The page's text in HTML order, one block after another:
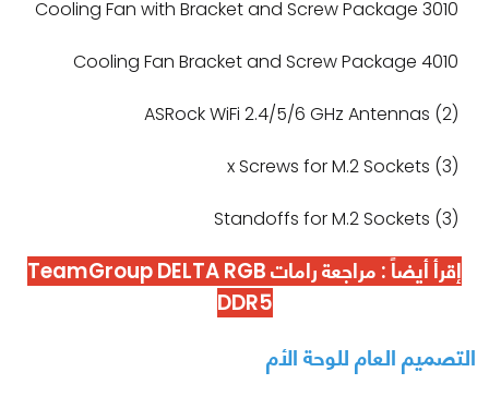
(2) ASRock WiFi 2.4/5/6 GHz Antennas
(3) x Screws for M.2 Sockets
(3) Standoffs for M.2 Sockets
إقرأ أيضاً :
مراجعة رامات TeamGroup DELTA RGB
DDR5
التصميم العام للوحة الأم